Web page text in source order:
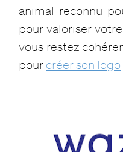
animal reconnu
pour valoriser
vous restez
pour créer son logo